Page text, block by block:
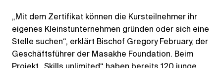
„Mit dem Zertifikat können die Kursteilnehmer ihr
eigenes Kleinstunternehmen gründen oder sich eine
Stelle suchen“, erklärt Bischof Gregory February, der
Geschäftsführer der Masakhe Foundation. Beim